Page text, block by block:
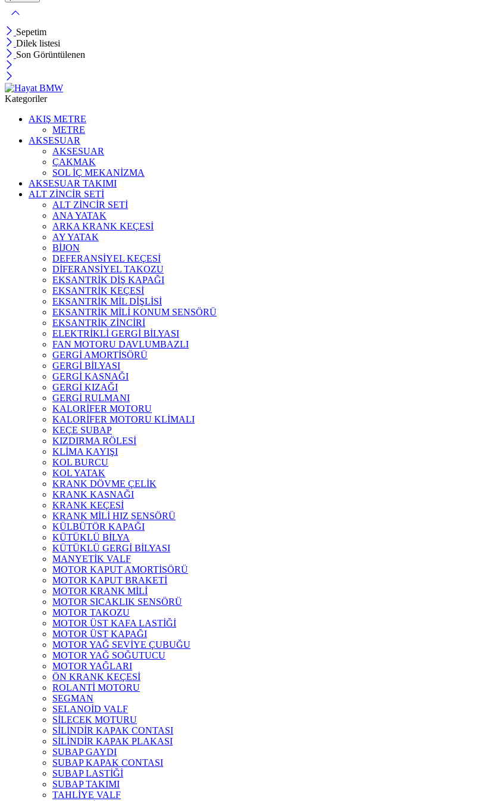
Sepetim
Dilek listesi
Son Görüntülenen
Kategoriler
AKIŞ METRE
METRE
AKSESUAR
AKSESUAR
ÇAKMAK
SOL İÇ MEKANİZMA
AKSESUAR TAKIMI
ALT ZİNCİR SETİ
ALT ZİNCİR SETİ
ANA YATAK
ARKA KRANK KEÇESİ
AY YATAK
BİJON
DEFERANSİYEL KEÇESİ
DİFERANSİYEL TAKOZU
EKSANTRİK DİŞ KAPAĞI
EKSANTRİK KEÇESİ
EKSANTRİK MİL DİŞLİSİ
EKSANTRİK MİLİ KONUM SENSÖRÜ
EKSANTRİK ZİNCİRİ
ELEKTRİKLİ GERGİ BİLYASI
FAN MOTORU DAVLUMBAZLI
GERGİ AMORTİSÖRÜ
GERGİ BİLYASI
GERGİ KASNAĞI
GERGİ KIZAĞI
GERGİ RULMANI
KALORİFER MOTORU
KALORİFER MOTORU KLİMALI
KEÇE SUBAP
KIZDIRMA RÖLESİ
KLİMA KAYIŞI
KOL BURCU
KOL YATAK
KRANK DÖVME ÇELİK
KRANK KASNAĞI
KRANK KEÇESİ
KRANK MİLİ HIZ SENSÖRÜ
KÜLBÜTÖR KAPAĞI
KÜTÜKLÜ BİLYA
KÜTÜKLÜ GERGİ BİLYASI
MANYETİK VALF
MOTOR KAPUT AMORTİSÖRÜ
MOTOR KAPUT BRAKETİ
MOTOR KRANK MİLİ
MOTOR SICAKLIK SENSÖRÜ
MOTOR TAKOZU
MOTOR ÜST KAFA LASTİĞİ
MOTOR ÜST KAPAĞI
MOTOR YAĞ SEVİYE ÇUBUĞU
MOTOR YAĞ SOĞUTUCU
MOTOR YAĞLARI
ÖN KRANK KEÇESİ
ROLANTİ MOTORU
SEGMAN
SELANOİD VALF
SİLECEK MOTURU
SİLİNDİR KAPAK CONTASI
SİLİNDİR KAPAK PLAKASI
SUBAP GAYDI
SUBAP KAPAK CONTASI
SUBAP LASTİĞİ
SUBAP TAKIMI
TAHLİYE VALF